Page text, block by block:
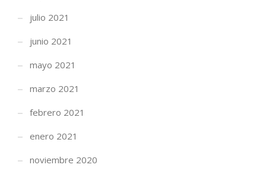
julio 2021
junio 2021
mayo 2021
marzo 2021
febrero 2021
enero 2021
noviembre 2020